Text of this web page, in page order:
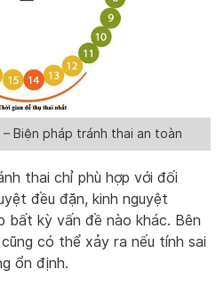
Biện pháp tránh thai an toàn
thai chỉ phù hợp với đối
đều đặn, kinh nguyệt
bất kỳ vấn đề nào khác. Bên
có thể xảy ra nếu tính sai
ổn định.